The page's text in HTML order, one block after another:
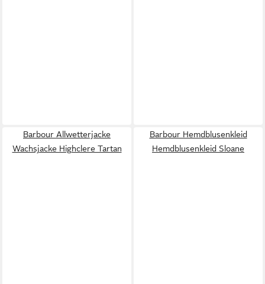
Barbour Allwetterjacke
Wachsjacke Highclere Tartan
Barbour Hemdblusenkleid
Hemdblusenkleid Sloane